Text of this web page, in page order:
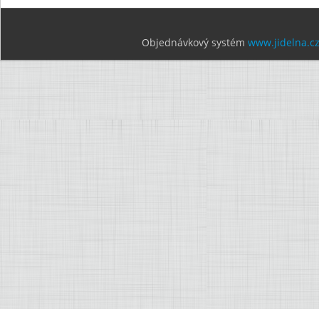
Objednávkový systém www.jidelna.cz